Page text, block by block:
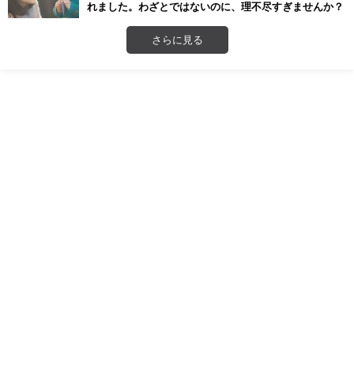
れました。わざとではないのに、理不尽すぎませんか？
さらに見る